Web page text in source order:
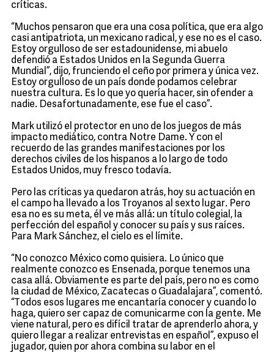
críticas.
“Muchos pensaron que era una cosa política, que era algo
casi antipatriota, un mexicano radical, y ese no es el caso.
Estoy orgulloso de ser estadounidense, mi abuelo
defendió a Estados Unidos en la Segunda Guerra
Mundial”, dijo, frunciendo el ceño por primera y única vez.
Estoy orgulloso de un país donde podamos celebrar
nuestra cultura. Es lo que yo quería hacer, sin ofender a
nadie. Desafortunadamente, ese fue el caso”.
Mark utilizó el protector en uno de los juegos de más
impacto mediático, contra Notre Dame. Y con el
recuerdo de las grandes manifestaciones por los
derechos civiles de los hispanos a lo largo de todo
Estados Unidos, muy fresco todavía.
Pero las críticas ya quedaron atrás, hoy su actuación en
el campo ha llevado a los Troyanos al sexto lugar. Pero
esa no es su meta, él ve más allá: un título colegial, la
perfección del español y conocer su país y sus raíces.
Para Mark Sánchez, el cielo es el límite.
“No conozco México como quisiera. Lo único que
realmente conozco es Ensenada, porque tenemos una
casa allá. Obviamente es parte del país, pero no es como
la ciudad de México, Zacatecas o Guadalajara”, comentó.
“Todos esos lugares me encantaría conocer y cuando lo
haga, quiero ser capaz de comunicarme con la gente. Me
viene natural, pero es difícil tratar de aprenderlo ahora, y
quiero llegar a realizar entrevistas en español”, expuso el
jugador, quien por ahora combina su labor en el